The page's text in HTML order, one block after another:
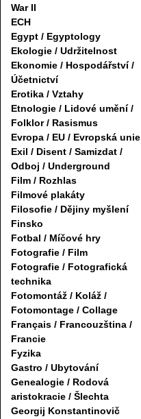
War II
ECH
Egypt / Egyptology
Ekologie / Udržitelnost
Ekonomie / Hospodářství /
Účetnictví
Erotika / Vztahy
Etnologie / Lidové umění /
Folklor / Rasismus
Evropa / EU / Evropská unie
Exil / Disent / Samizdat /
Odboj / Underground
Film / Rozhlas
Filmové plakáty
Filosofie / Dějiny myšlení
Finsko
Fotbal / Míčové hry
Fotografie / Film
Fotografie / Fotografická
technika
Fotomontáž / Koláž /
Fotomontage / Collage
Français / Francouzština /
Francie
Fyzika
Gastro / Ubytování
Genealogie / Rodová
aristokracie / Šlechta
Georgij Konstantinovič